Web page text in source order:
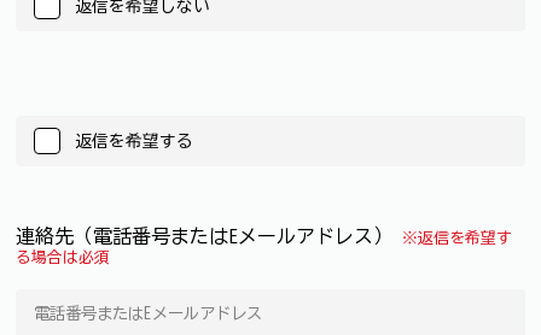
返信を希望しない
返信を希望する
連絡先（電話番号またはEメールアドレス）
※返信を希望す
る場合は必須